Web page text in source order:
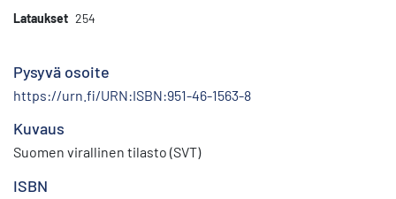
Lataukset 254
Pysyvä osoite
https://urn.fi/URN:ISBN:951-46-1563-8
Kuvaus
Suomen virallinen tilasto (SVT)
ISBN